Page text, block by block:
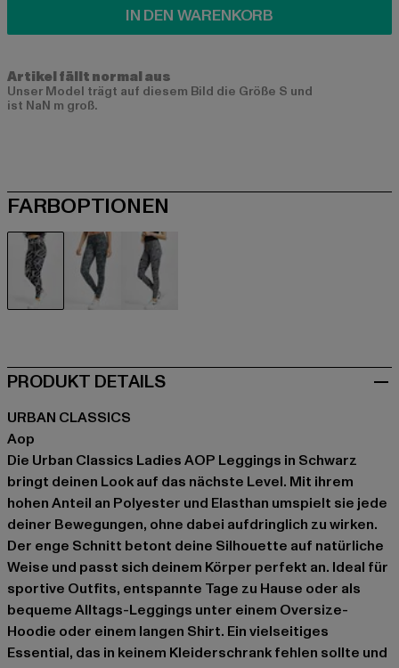
IN DEN WARENKORB
Artikel fällt normal aus
Unser Model trägt auf diesem Bild die Größe S und
ist NaN m groß.
FARBOPTIONEN
PRODUKT DETAILS
URBAN CLASSICS
Aop
Die Urban Classics Ladies AOP Leggings in Schwarz
bringt deinen Look auf das nächste Level. Mit ihrem
hohen Anteil an Polyester und Elasthan umspielt sie jede
deiner Bewegungen, ohne dabei aufdringlich zu wirken.
Der enge Schnitt betont deine Silhouette auf natürliche
Weise und passt sich deinem Körper perfekt an. Ideal für
sportive Outfits, entspannte Tage zu Hause oder als
bequeme Alltags-Leggings unter einem Oversize-
Hoodie oder einem langen Shirt. Ein vielseitiges
Essential, das in keinem Kleiderschrank fehlen sollte und